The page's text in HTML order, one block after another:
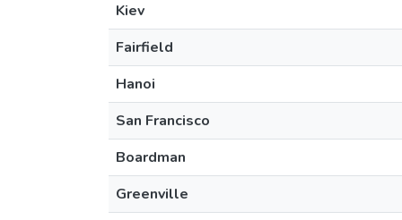
Kiev
Fairfield
Hanoi
San Francisco
Boardman
Greenville